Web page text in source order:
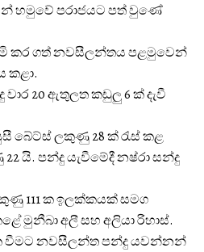
හමුවේ පරාජයට පත් වුණේ
කර ගත් නවසීලන්තය පළමුවෙන්
කළා.
20 ඇතුලත කඩුලු 6 ක් දැවී
බේට්ස් ලකුණු 28 ක් රැස් කළ
යි. පන්දු යැවීමේදී නෂ්රා සන්දු
111 ක ඉලක්කයක් සමග
මුනීබා අලී සහ අලියා රිහාස්.
වීමට නවසීලන්ත පන්දු යවන්නන්